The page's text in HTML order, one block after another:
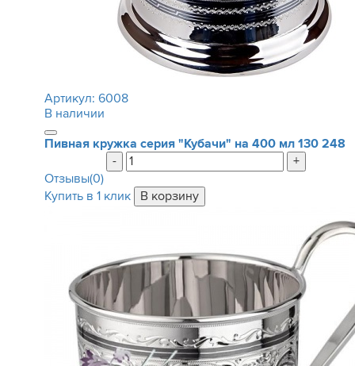
Артикул: 6008
В наличии
Пивная кружка серия "Кубачи" на 400 мл 130 248
-
+
Отзывы(0)
Купить в 1 клик